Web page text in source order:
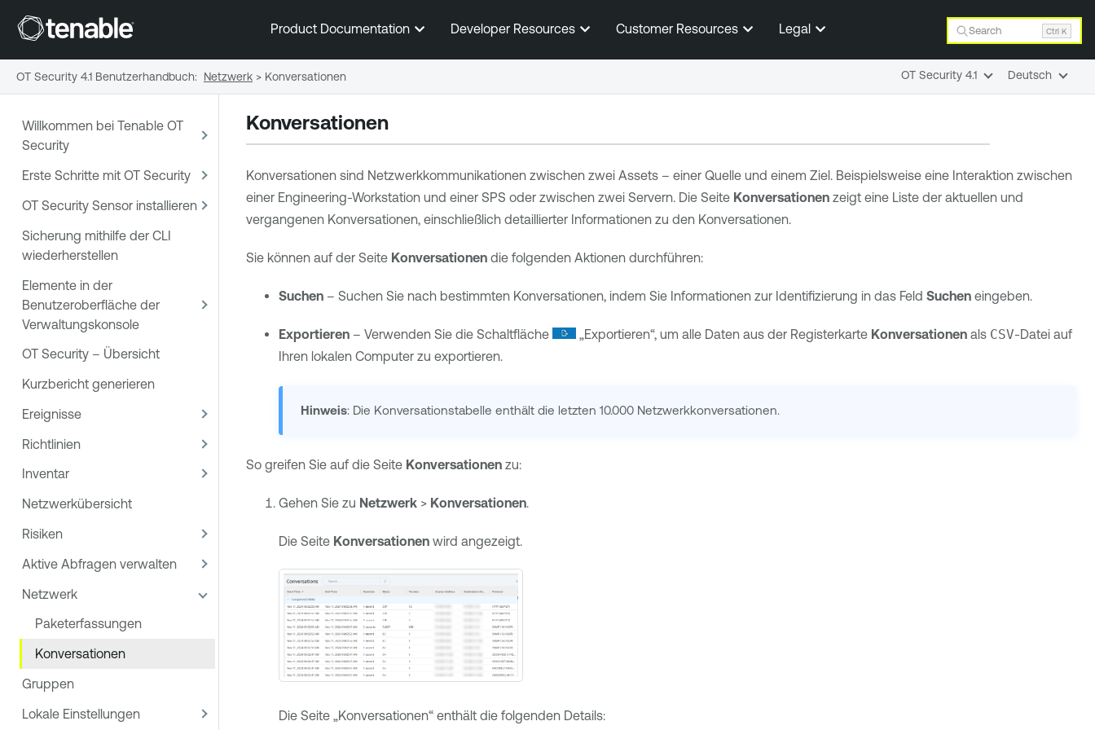
Zum Hauptinhalt springen
Product Documentation Developer Resources Customer Resources Legal Search Ctrl K
Willkommen bei Tenable OT
Security
Erste Schritte mit OT Security
OT Security Sensor installieren
Sicherung mithilfe der CLI
wiederherstellen
Elemente in der
Benutzeroberfläche der
Verwaltungskonsole
OT Security – Übersicht
Kurzbericht generieren
Ereignisse
Richtlinien
Inventar
Netzwerkübersicht
Risiken
Aktive Abfragen verwalten
Netzwerk
Paketerfassungen
Konversationen
Gruppen
Lokale Einstellungen
Konversationen
Konversationen sind Netzwerkkommunikationen zwischen zwei Assets – einer Quelle und einem Ziel. Beispielsweise eine Interaktion zwischen
einer Engineering-Workstation und einer SPS oder zwischen zwei Servern. Die Seite Konversationenzeigt eine Liste der aktuellen und
vergangenen Konversationen, einschließlich detaillierter Informationen zu den Konversationen.
Sie können auf der Seite Konversationendie folgenden Aktionen durchführen:
Suchen– Suchen Sie nach bestimmten Konversationen, indem Sie Informationen zur Identifizierung in das Feld Sucheneingeben.
Exportieren– Verwenden Sie die Schaltfläche „Exportieren“, um alle Daten aus der Registerkarte Konversationenals CSV-Datei auf
Ihren lokalen Computer zu exportieren.
Hinweis: Die Konversationstabelle enthält die letzten 10.000 Netzwerkkonversationen.
So greifen Sie auf die Seite Konversationenzu:
Gehen Sie zu Netzwerk> Konversationen.
Die Seite Konversationenwird angezeigt.
Die Seite „Konversationen“ enthält die folgenden Details:
OT Security 4.1 Benutzerhandbuch: Netzwerk > Konversationen OT Security 4.1 Deutsch